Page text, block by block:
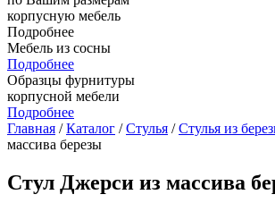
корпусную мебель
Подробнее
Мебель из сосны
Подробнее
Образцы фурнитуры
корпусной мебели
Подробнее
Главная /Каталог /Стулья /Стулья из
массива березы
Стул Джерси из массива